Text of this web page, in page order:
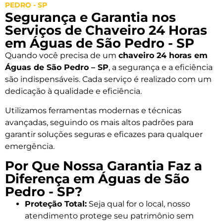
PEDRO - SP
Segurança e Garantia nos
Serviços de Chaveiro 24 Horas
em Águas de São Pedro - SP
Quando você precisa de um chaveiro 24 horas em
Águas de São Pedro – SP, a segurança e a eficiência
são indispensáveis. Cada serviço é realizado com um
dedicação à qualidade e eficiência.
Utilizamos ferramentas modernas e técnicas
avançadas, seguindo os mais altos padrões para
garantir soluções seguras e eficazes para qualquer
emergência.
Por Que Nossa Garantia Faz a
Diferença em Águas de São
Pedro - SP?
Proteção Total: Seja qual for o local, nosso
atendimento protege seu patrimônio sem